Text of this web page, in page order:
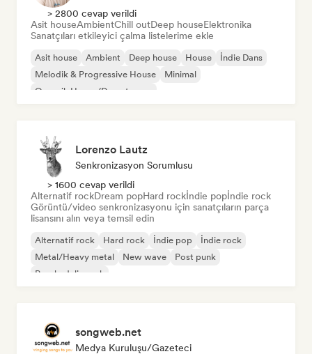
> 2800 cevap verildi
Asit houseAmbientChill outDeep houseElektronika
Sanatçıları etkileyici çalma listelerime ekle
Asit house Ambient Deep house House
İndie Dans
Melodik & Progressive House
Minimal
Organik House/Downtempo
Lorenzo Lautz
Senkronizasyon Sorumlusu
> 1600 cevap verildi
Alternatif rockDream popHard rockİndie popİndie rock
Görüntü/video senkronizasyonu için sanatçıların parça
lisansını alın veya temsil edin
Alternatif rock Hard rock İndie pop
İndie rock
Metal/Heavy metal
New wave
Post punk
Psychedelic rock
songweb.net
Medya Kuruluşu/Gazeteci